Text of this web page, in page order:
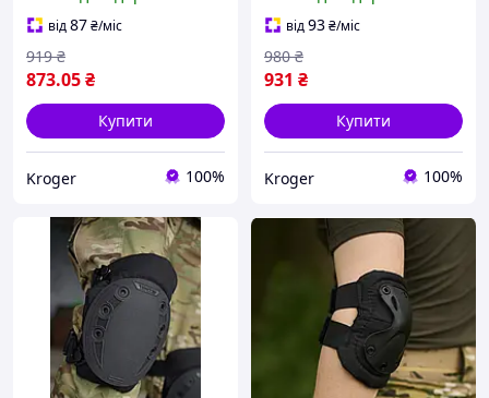
від87₴/міс
873.05₴
919 ₴
Купити
Kroger 100%
від93₴/міс
931 ₴
980 ₴
Купити
Kroger 100%